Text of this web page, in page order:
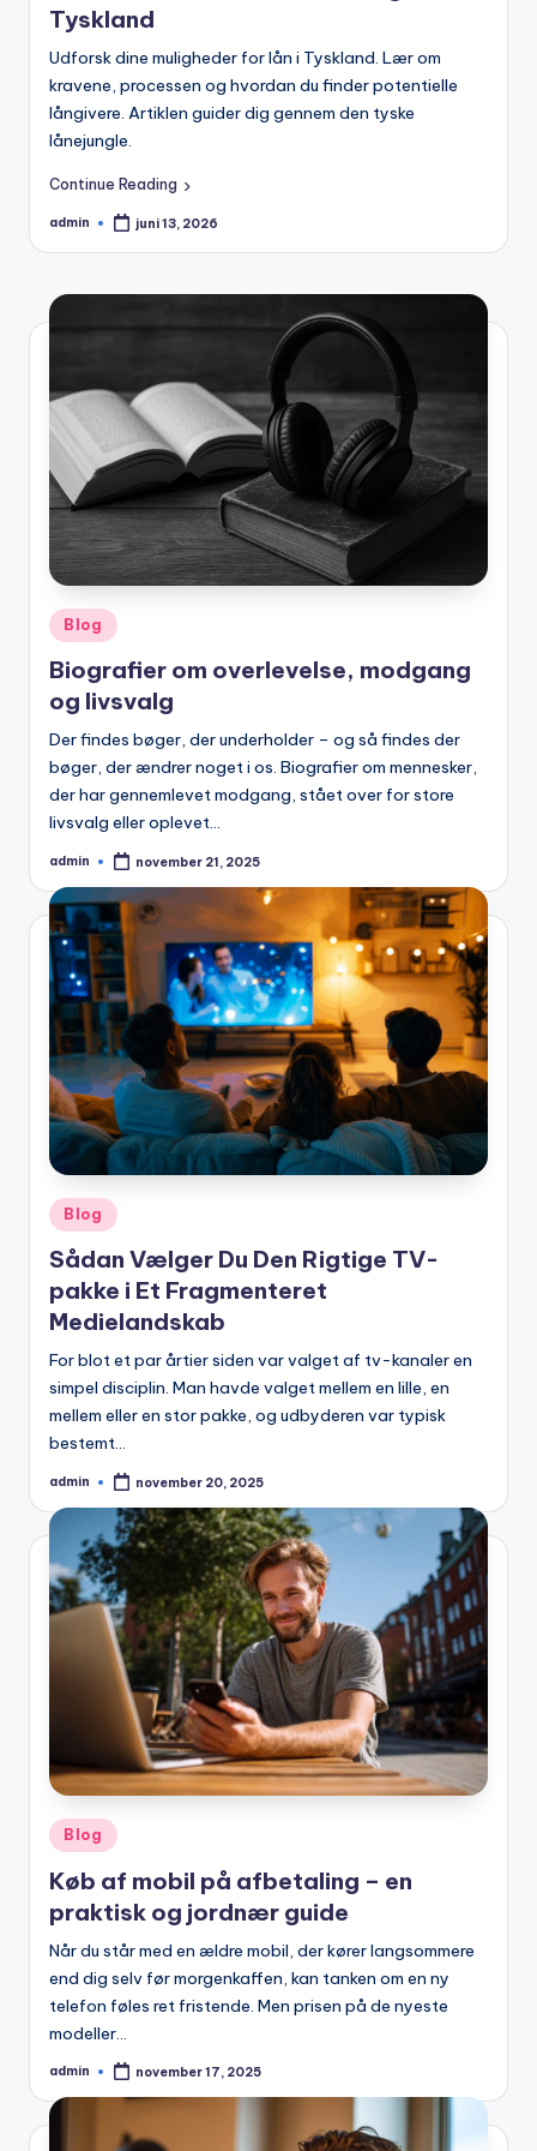
Tyskland
Udforsk dine muligheder for lån i Tyskland. Lær om
kravene, processen og hvordan du finder potentielle
långivere. Artiklen guider dig gennem den tyske
lånejungle.
Continue Reading
Posted
admin juni 13, 2026
Posted
in
Blog
Biografier om overlevelse, modgang
og livsvalg
Der findes bøger, der underholder – og så findes der
bøger, der ændrer noget i os. Biografier om mennesker,
der har gennemlevet modgang, stået over for store
livsvalg eller oplevet…
Posted
admin november 21, 2025
Posted
in
Blog
Sådan Vælger Du Den Rigtige TV-
pakke i Et Fragmenteret
Medielandskab
For blot et par årtier siden var valget af tv-kanaler en
simpel disciplin. Man havde valget mellem en lille, en
mellem eller en stor pakke, og udbyderen var typisk
bestemt…
Posted
admin november 20, 2025
Posted
in
Blog
Køb af mobil på afbetaling – en
praktisk og jordnær guide
Når du står med en ældre mobil, der kører langsommere
end dig selv før morgenkaffen, kan tanken om en ny
telefon føles ret fristende. Men prisen på de nyeste
modeller…
Posted
admin november 17, 2025